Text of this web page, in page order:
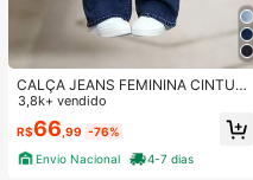
CALÇA JEANS FEMININA CINTUR
A ALTA PANTALONA WIDE LEG LIS
A DENIM PREMIUM-11.11 Promoçã
o Cor Preto
3,8k+ vendido
R$66 ,99 -76%
Envio Nacional
4-7 dias